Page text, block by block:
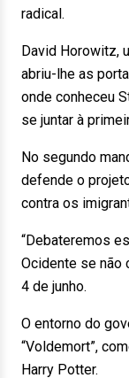
radical.
David Horowitz,
abriu-lhe as
onde conheceu
se juntar à
No segundo
defende o
contra os
“Debateremos
Ocidente se não
4 de junho.
O entorno do
“Voldemort”,
Harry Potter.